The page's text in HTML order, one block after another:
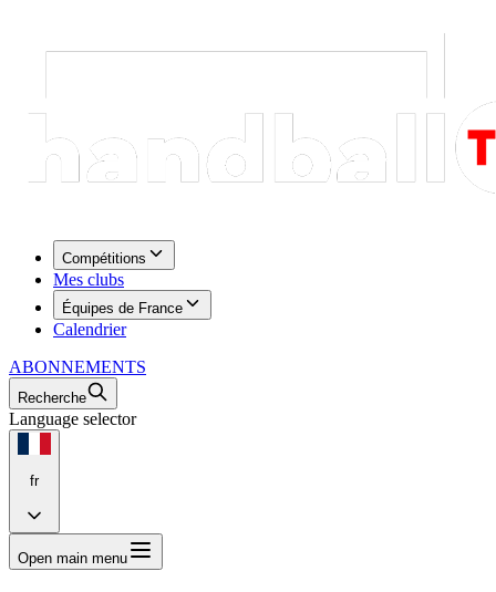
Compétitions
Mes clubs
Équipes de France
Calendrier
ABONNEMENTS
Recherche
Language selector
fr
Open main menu